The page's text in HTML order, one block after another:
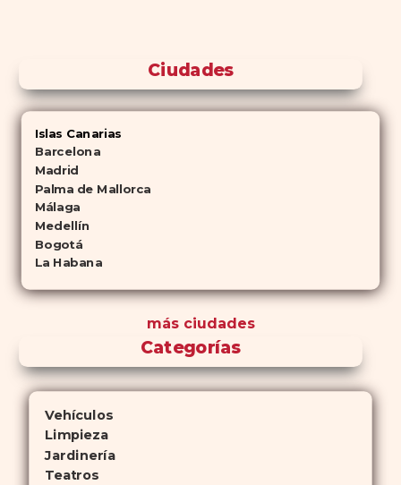
Ciudades
Islas Canarias
Barcelona
Madrid
Palma de Mallorca
Málaga
Medellín
Bogotá
La Habana
más ciudades
Categorías
Vehículos
Limpieza
Jardinería
Teatros